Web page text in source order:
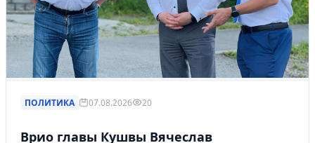
ПОЛИТИКА 07.08.2026 20
Врио главы Кушвы Вячеслав